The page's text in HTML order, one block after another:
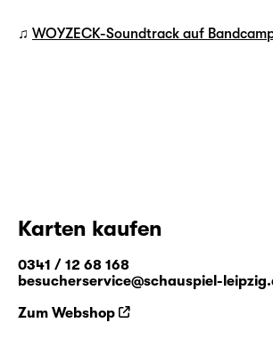
♫ WOYZECK-Soundtrack auf
Karten kaufen
0341 / 12 68 168
besucherservice@schauspiel-
Zum Webshop